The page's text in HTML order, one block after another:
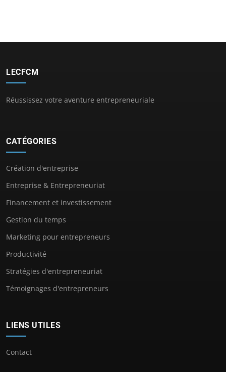
LECFCM
Réussissez votre aventure entrepreneuriale
CATÉGORIES
Création d'entreprise
Entreprise & Entrepreneuriat
Financement et investissement
Gestion du temps
Marketing pour entrepreneurs
Productivité
Stratégies d'entrepreneuriat
Témoignages d'entrepreneurs
LIENS UTILES
Contact